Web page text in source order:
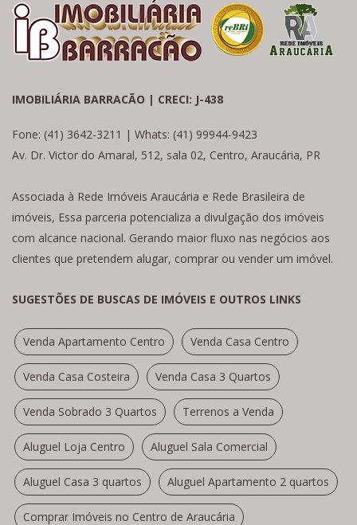
IMOBILIÁRIA BARRACÃO | CRECI: J-438
Fone: (41) 3642-3211 | Whats: (41) 99944-9423
Av. Dr. Victor do Amaral, 512, sala 02, Centro, Araucária, PR
Associada à Rede Imóveis Araucária e Rede Brasileira de
imóveis, Essa parceria potencializa a divulgação dos imóveis
com alcance nacional. Gerando maior fluxo nas negócios aos
clientes que pretendem alugar, comprar ou vender um imóvel.
SUGESTÕES DE BUSCAS DE IMÓVEIS E OUTROS LINKS
Venda Apartamento Centro Venda Casa Centro
Venda Casa Costeira Venda Casa 3 Quartos
Venda Sobrado 3 Quartos Terrenos a Venda
Aluguel Loja Centro Aluguel Sala Comercial
Aluguel Casa 3 quartos Aluguel Apartamento 2 quartos
Comprar Imóveis no Centro de Araucária